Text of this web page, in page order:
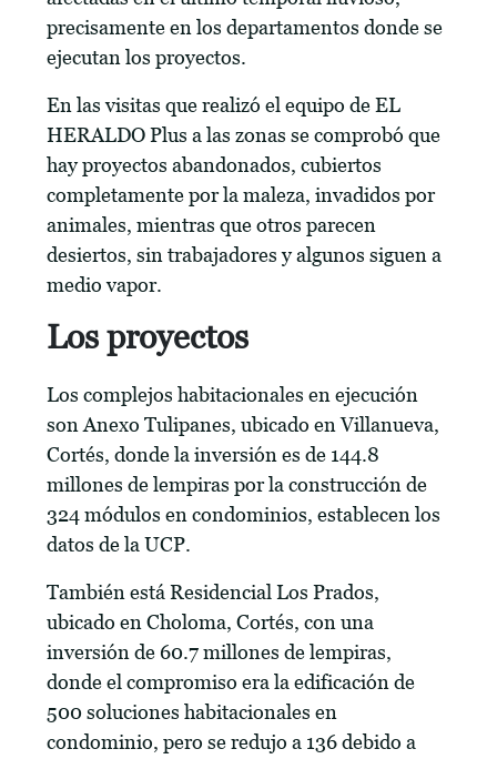
precisamente en los departamentos donde se
ejecutan los proyectos.
En las visitas que realizó el equipo de EL
HERALDO Plus a las zonas se comprobó que
hay proyectos abandonados, cubiertos
completamente por la maleza, invadidos por
animales, mientras que otros parecen
desiertos, sin trabajadores y algunos siguen a
medio vapor.
Los proyectos
Los complejos habitacionales en ejecución
son Anexo Tulipanes, ubicado en Villanueva,
Cortés, donde la inversión es de 144.8
millones de lempiras por la construcción de
324 módulos en condominios, establecen los
datos de la UCP.
También está Residencial Los Prados,
ubicado en Choloma, Cortés, con una
inversión de 60.7 millones de lempiras,
donde el compromiso era la edificación de
500 soluciones habitacionales en
condominio, pero se redujo a 136 debido a